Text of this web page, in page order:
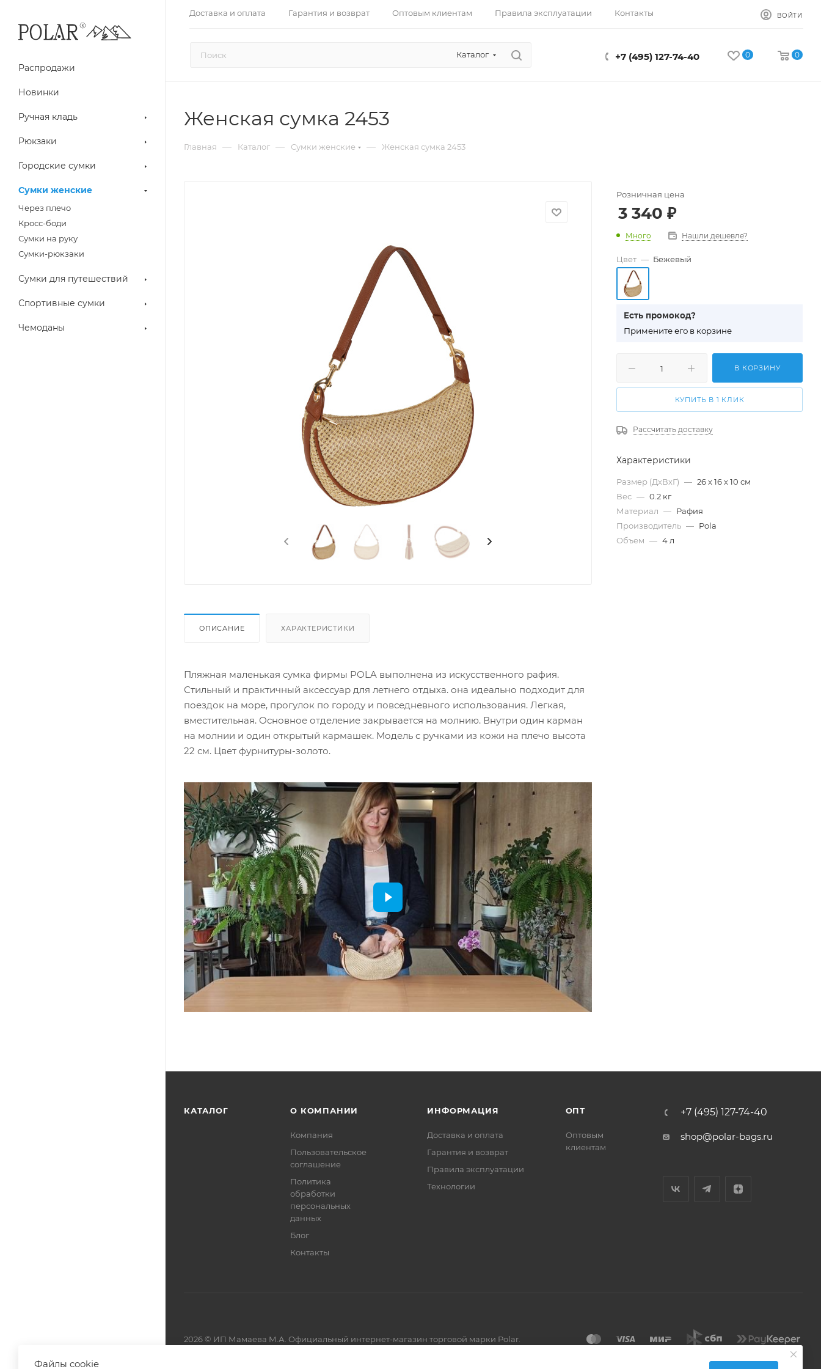
Доставка и оплата Гарантия и возврат Оптовым клиентам Правила эксплуатации Контакты ВОЙТИ
Каталог +7 (495) 127-74-40 0 0
Распродажи
Новинки
Ручная кладь
Рюкзаки
Городские сумки
Сумки женские
Через плечо
Кросс-боди
Сумки на руку
Сумки-рюкзаки
Сумки для путешествий
Спортивные сумки
Чемоданы
Женская сумка 2453
Главная — Каталог — Сумки женские — Женская сумка 2453
ОПИСАНИЕ ХАРАКТЕРИСТИКИ
Пляжная маленькая сумка фирмы POLA выполнена из искусственного рафия.
Стильный и практичный аксессуар для летнего отдыха. она идеально подходит для
поездок на море, прогулок по городу и повседневного использования. Легкая,
вместительная. Основное отделение закрывается на молнию. Внутри один карман
на молнии и один открытый кармашек. Модель с ручками из кожи на плечо высота
22 см. Цвет фурнитуры-золото.
Розничная цена
3 340 ₽
Много Нашли дешевле?
Цвет — Бежевый
Есть промокод?
Примените его в корзине
В КОРЗИНУ
КУПИТЬ В 1 КЛИК
Рассчитать доставку
Характеристики
Размер (ДхВхГ) — 26 х 16 х 10 см
Вес — 0.2 кг
Материал — Рафия
Производитель — Pola
Объем — 4 л
КАТАЛОГ О КОМПАНИИ
Компания
Пользовательское
соглашение
Политика
обработки
персональных
данных
Блог
Контакты
ИНФОРМАЦИЯ
Доставка и оплата
Гарантия и возврат
Правила эксплуатации
Технологии
ОПТ
Оптовым
клиентам
+7 (495) 127-74-40
shop@polar-bags.ru
2026 © ИП Мамаева М.А. Официальный интернет-магазин торговой марки Polar.
Файлы cookie